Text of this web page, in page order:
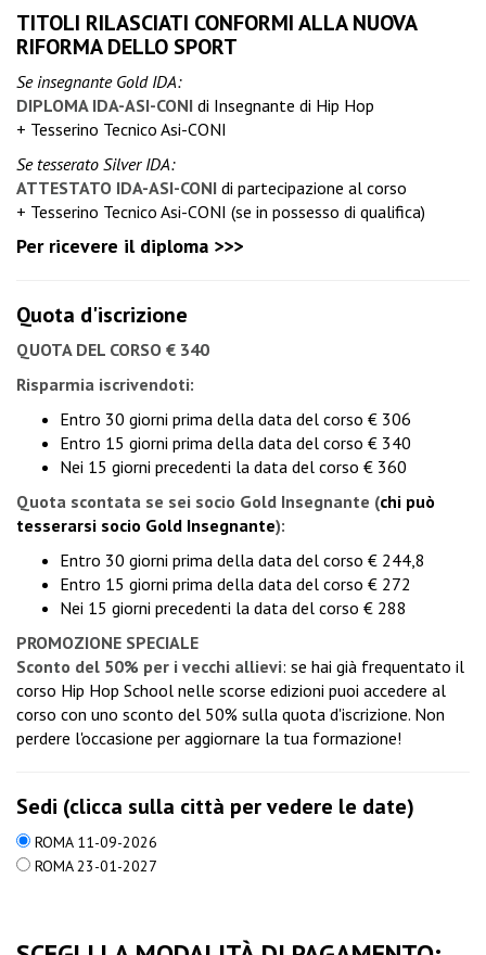
TITOLI RILASCIATI CONFORMI ALLA NUOVA
RIFORMA DELLO SPORT
Se insegnante Gold IDA:
DIPLOMA IDA-ASI-CONI di Insegnante di Hip Hop
+ Tesserino Tecnico Asi-CONI
Se tesserato Silver IDA:
ATTESTATO IDA-ASI-CONI di partecipazione al corso
+ Tesserino Tecnico Asi-CONI (se in possesso di qualifica)
Per ricevere il diploma >>>
Quota d'iscrizione
QUOTA DEL CORSO € 340
Risparmia iscrivendoti:
Entro 30 giorni prima della data del corso € 306
Entro 15 giorni prima della data del corso € 340
Nei 15 giorni precedenti la data del corso € 360
Quota scontata se sei socio Gold Insegnante (chi può
tesserarsi socio Gold Insegnante):
Entro 30 giorni prima della data del corso € 244,8
Entro 15 giorni prima della data del corso € 272
Nei 15 giorni precedenti la data del corso € 288
PROMOZIONE SPECIALE
Sconto del 50% per i vecchi allievi: se hai già frequentato il
corso Hip Hop School nelle scorse edizioni puoi accedere al
corso con uno sconto del 50% sulla quota d'iscrizione. Non
perdere l'occasione per aggiornare la tua formazione!
Sedi (clicca sulla città per vedere le date)
ROMA 11-09-2026
ROMA 23-01-2027